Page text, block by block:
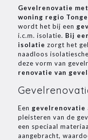
Gevelrenovatie
woning regio
wordt het bij een
i.c.m. isolatie. Bij
isolatie zorgt het
naadloos
deze vorm van
renovatie van
Een gevelrenovatie
pleisteren van de
een speciaal
aangebracht,